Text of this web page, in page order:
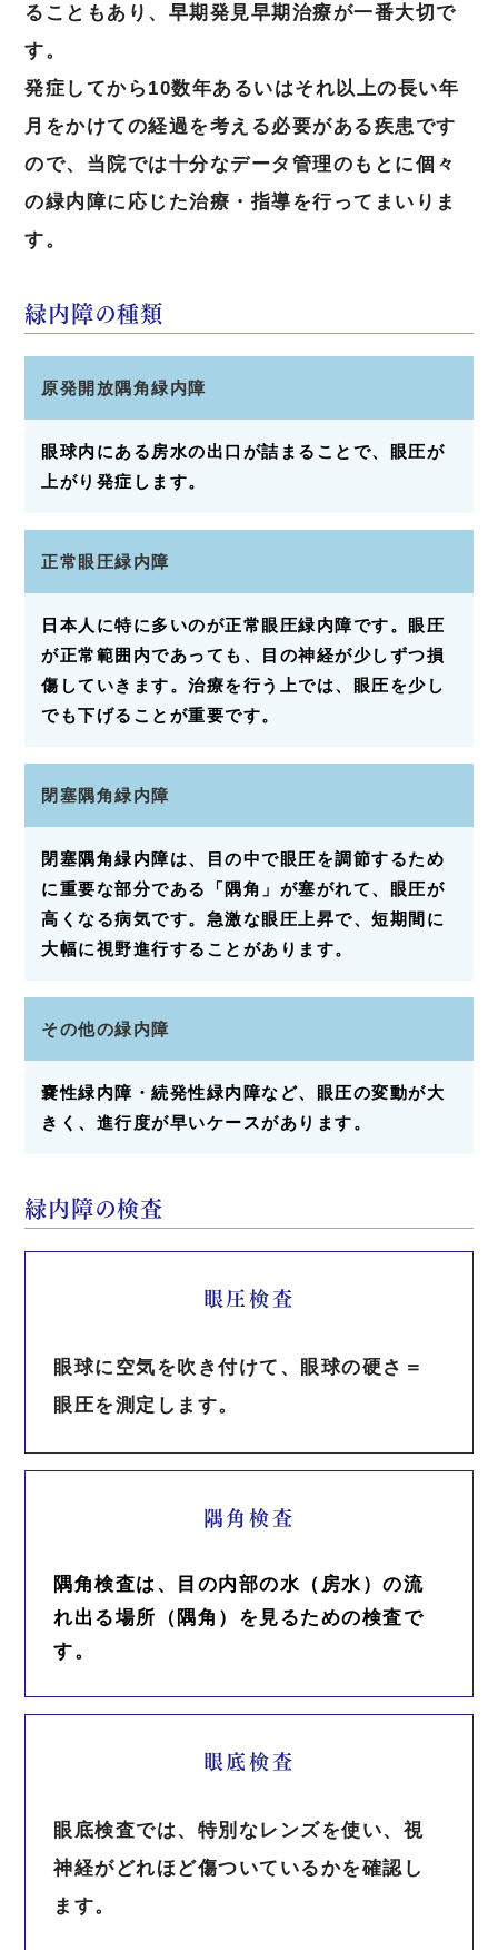
ることもあり、早期発見早期治療が一番大切で
す。
発症してから10数年あるいはそれ以上の長い年
月をかけての経過を考える必要がある疾患です
ので、当院では十分なデータ管理のもとに個々
の緑内障に応じた治療・指導を行ってまいりま
す。
緑内障の種類
原発開放隅角緑内障
眼球内にある房水の出口が詰まることで、眼圧が
上がり発症します。
正常眼圧緑内障
日本人に特に多いのが正常眼圧緑内障です。眼圧
が正常範囲内であっても、目の神経が少しずつ損
傷していきます。治療を行う上では、眼圧を少し
でも下げることが重要です。
閉塞隅角緑内障
閉塞隅角緑内障は、目の中で眼圧を調節するため
に重要な部分である「隅角」が塞がれて、眼圧が
高くなる病気です。急激な眼圧上昇で、短期間に
大幅に視野進行することがあります。
その他の緑内障
嚢性緑内障・続発性緑内障など、眼圧の変動が大
きく、進行度が早いケースがあります。
緑内障の検査
眼圧検査
眼球に空気を吹き付けて、眼球の硬さ＝
眼圧を測定します。
隅角検査
隅角検査は、目の内部の水（房水）の流
れ出る場所（隅角）を見るための検査で
す。
眼底検査
眼底検査では、特別なレンズを使い、視
神経がどれほど傷ついているかを確認し
ます。